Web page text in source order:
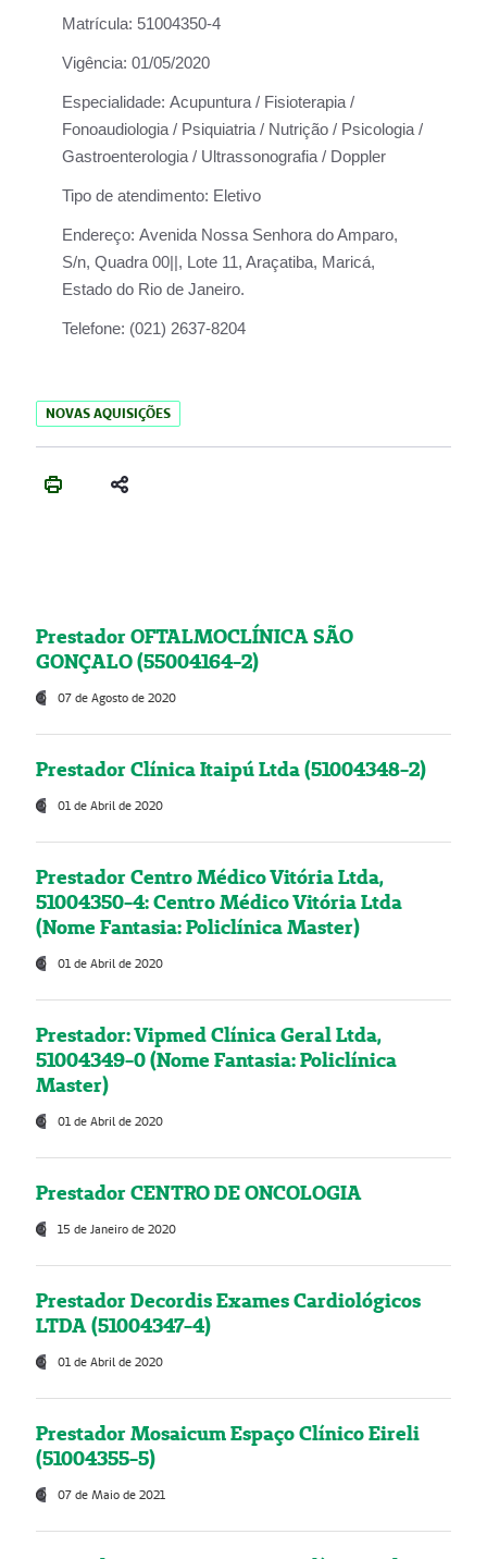
Matrícula: 51004350-4
Vigência: 01/05/2020
Especialidade: Acupuntura / Fisioterapia /
Fonoaudiologia / Psiquiatria / Nutrição / Psicologia /
Gastroenterologia / Ultrassonografia / Doppler
Tipo de atendimento: Eletivo
Endereço: Avenida Nossa Senhora do Amparo,
S/n, Quadra 00||, Lote 11, Araçatiba, Maricá,
Estado do Rio de Janeiro.
Telefone: (021) 2637-8204
NOVAS AQUISIÇÕES
Prestador OFTALMOCLÍNICA SÃO
GONÇALO (55004164-2)
07 de Agosto de 2020
Prestador Clínica Itaipú Ltda (51004348-2)
01 de Abril de 2020
Prestador Centro Médico Vitória Ltda,
51004350-4: Centro Médico Vitória Ltda
(Nome Fantasia: Policlínica Master)
01 de Abril de 2020
Prestador: Vipmed Clínica Geral Ltda,
51004349-0 (Nome Fantasia: Policlínica
Master)
01 de Abril de 2020
Prestador CENTRO DE ONCOLOGIA
15 de Janeiro de 2020
Prestador Decordis Exames Cardiológicos
LTDA (51004347-4)
01 de Abril de 2020
Prestador Mosaicum Espaço Clínico Eireli
(51004355-5)
07 de Maio de 2021